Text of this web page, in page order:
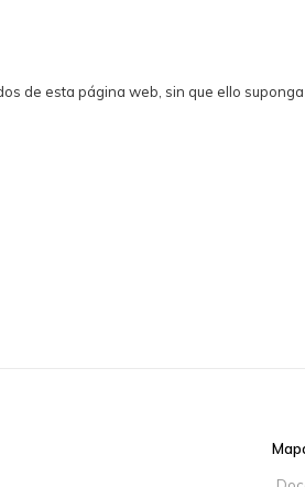
de esta página web, sin que ello